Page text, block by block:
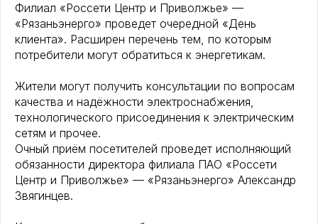
Филиал «Россети Центр и Приволжье» —
«Рязаньэнерго» проведет очередной «День
клиента». Расширен перечень тем, по которым
потребители могут обратиться к энергетикам.
Жители могут получить консультации по вопросам
качества и надёжности электроснабжения,
технологического присоединения к электрическим
сетям и прочее.
Очный приём посетителей проведет исполняющий
обязанности директора филиала ПАО «Россети
Центр и Приволжье» — «Рязаньэнерго» Александр
Звягинцев.